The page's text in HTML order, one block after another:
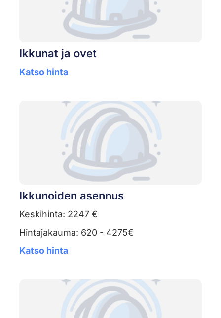
Ikkunat ja ovet
Katso hinta
Ikkunoiden asennus
Keskihinta: 2247 €
Hintajakauma: 620 - 4275€
Katso hinta